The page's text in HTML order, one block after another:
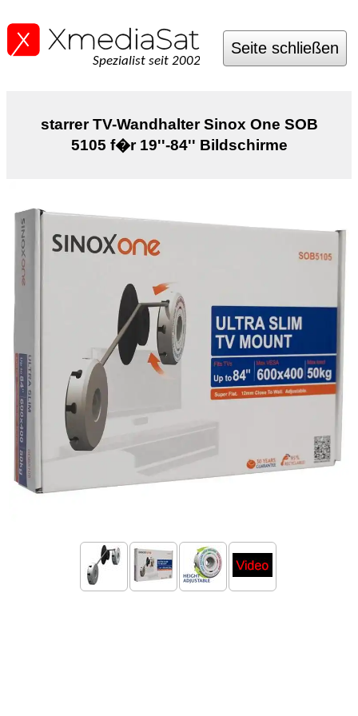
Spezialist seit 2002
Seite schließen
starrer TV-Wandhalter Sinox One SOB
5105 f�r 19''-84'' Bildschirme